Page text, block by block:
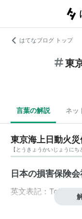
はてなブログ トップ
東
言葉の解説 ネッ
東京海上日動火
【 とうきょうかいじょうにち
日本の損害保険
英文表記：Tokio